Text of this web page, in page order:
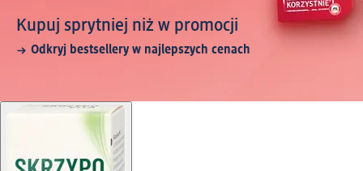
Kupuj sprytniej niż w promocji
Odkryj bestsellery w najlepszych cenach